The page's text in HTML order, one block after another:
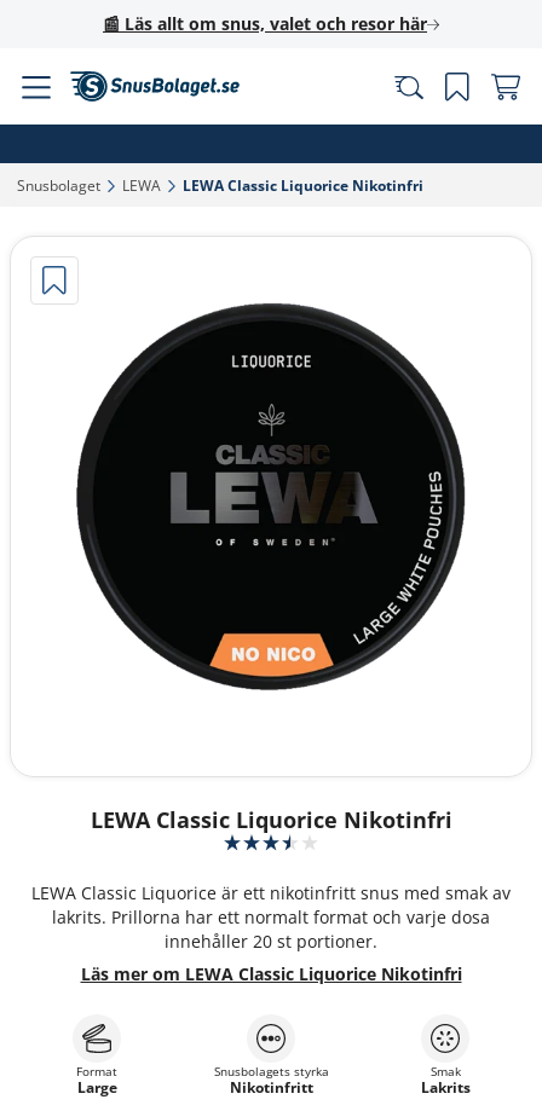
📰 Läs allt om snus, valet och resor här
Snusbolaget‎ LEWA‎ LEWA Classic Liquorice Nikotinfri‎
LEWA Classic Liquorice Nikotinfri
LEWA Classic Liquorice är ett nikotinfritt snus med smak av
lakrits. Prillorna har ett normalt format och varje dosa
innehåller 20 st portioner.
Läs mer om LEWA Classic Liquorice Nikotinfri
Format
Large
Snusbolagets styrka
Nikotinfritt
Smak
Lakrits